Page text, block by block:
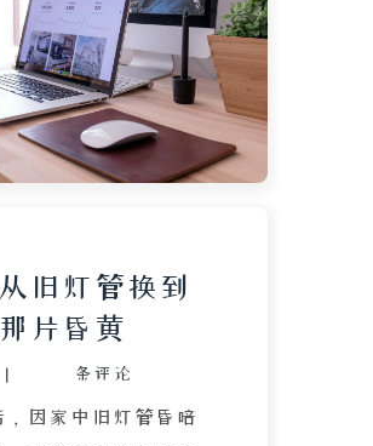
费选项，最终有惊无
诙谐的语气，既分
也提醒读者在英文操
避免因误解造成严重
教训与反思。
旧灯管换到
片昏黄
| 条评论
因家中旧灯管昏暗